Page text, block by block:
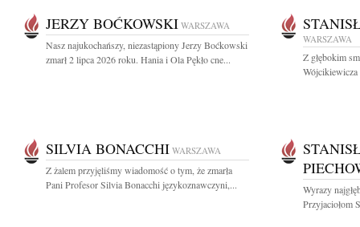
JERZY BOĆKOWSKI WARSZAWA
Nasz najukochańszy, niezastąpiony Jerzy Boćkowski
zmarł 2 lipca 2026 roku. Hania i Ola Pękło cne...
WARSZAWA
Z głębokim
SILVIA BONACCHI WARSZAWA
Z żalem przyjęliśmy wiadomość o tym, że zmarła
Pani Profesor Silvia Bonacchi językoznawczyni,...
Wyrazy
Przyjaciołom